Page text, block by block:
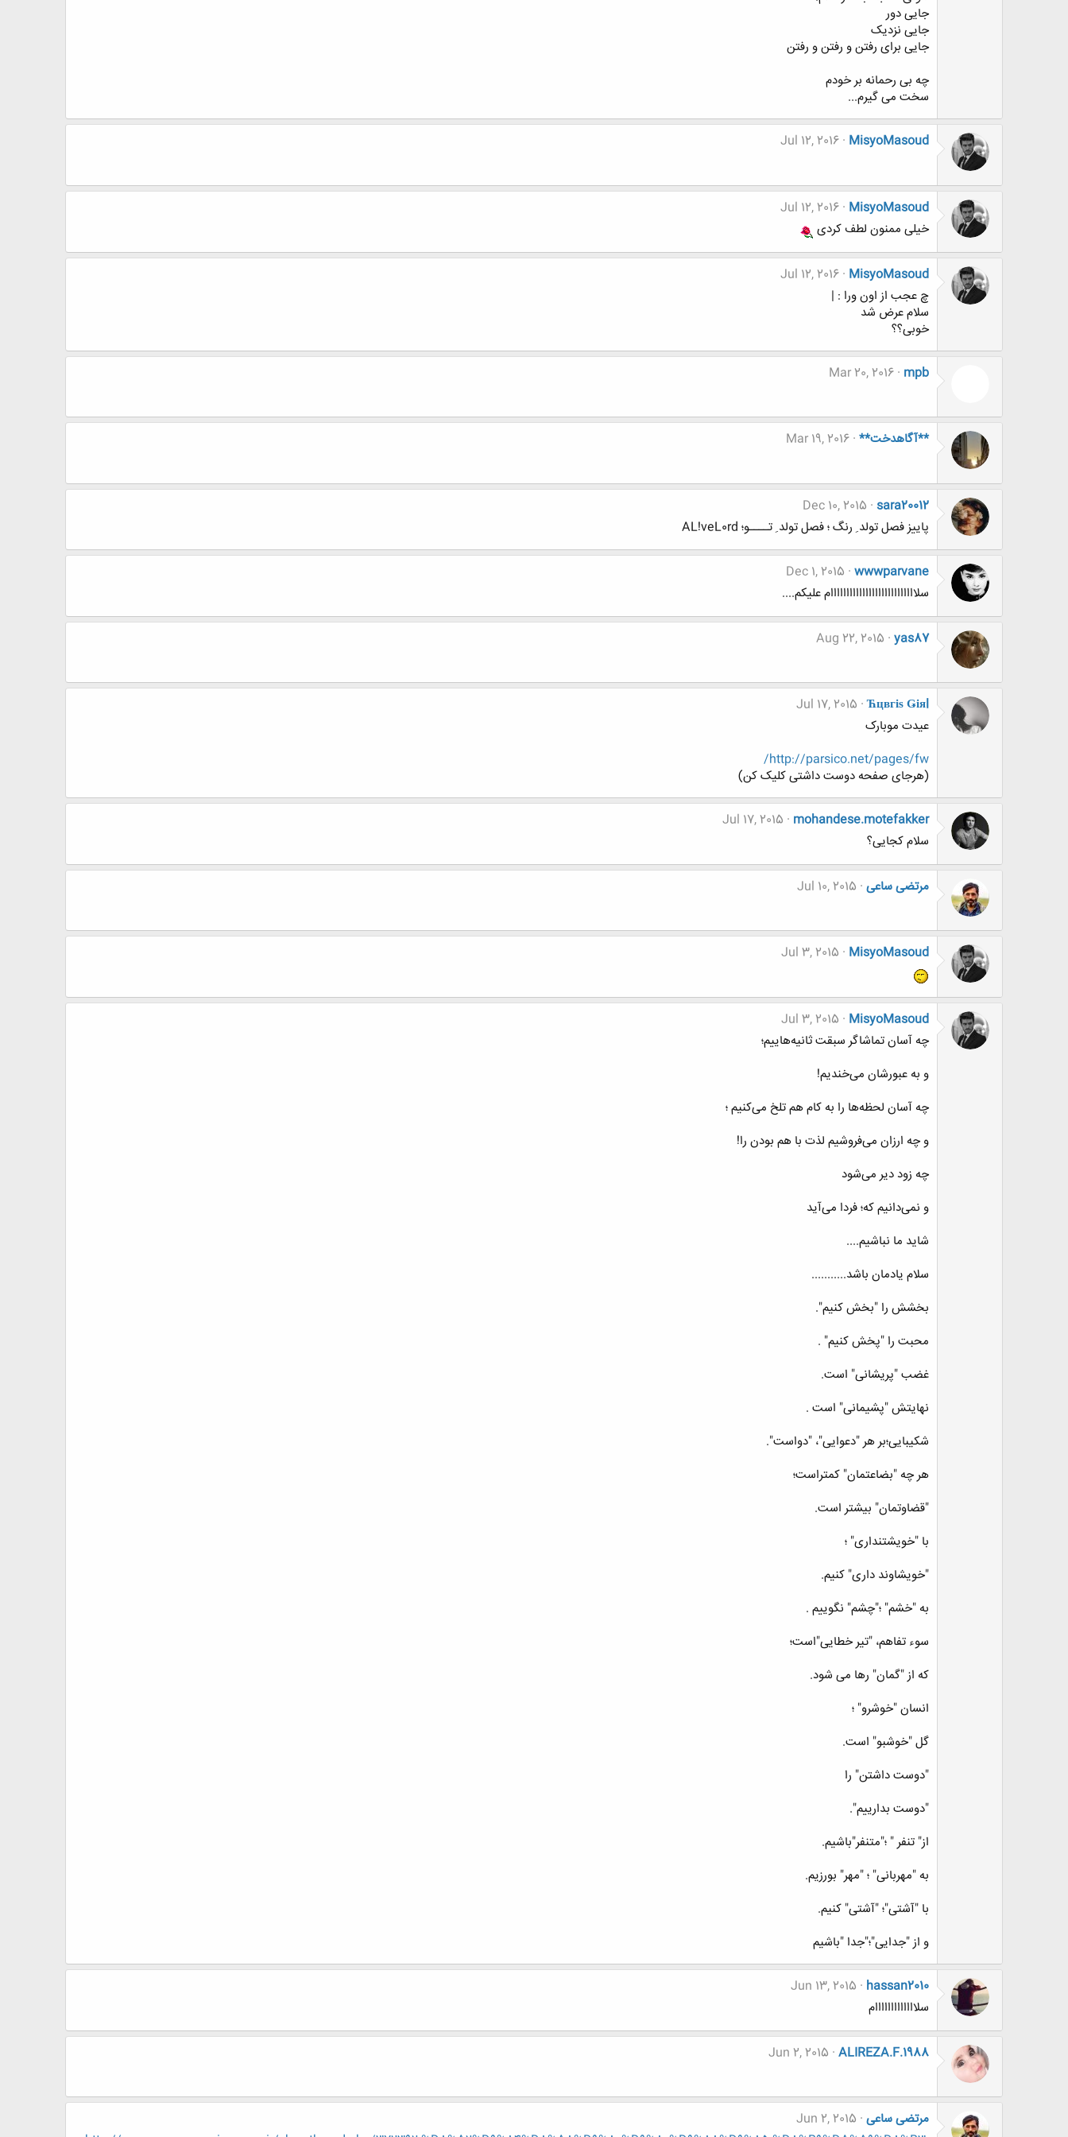
جایی دور
جایی نزدیک
جایی برای رفتن و رفتن و رفتن
چه بی رحمانه بر خودم
سخت می گیرم...
MisyoMasoud
Jul 12, 2016
MisyoMasoud
Jul 12, 2016
خیلی ممنون لطف کردی
MisyoMasoud
Jul 12, 2016
چ عجب از اون ورا : |
سلام عرض شد
خوبی؟؟
mpb
Mar 20, 2016
**آگاهدخت** Mar 19, 2016
sara20012
Dec 10, 2015
پاییز فصل تولد ِ رنگ ؛ فصل تولد ِ تــــو؛ AL!veL0rd
wwwparvane
Dec 1, 2015
سلااااااااااااااااااااااااااام علیکم....
yas87
Aug 22, 2015
Ћцвгіѕ Ǥіяl
Jul 17, 2015
عیدت موبارک
http://parsico.net/pages/fw/
(هرجای صفحه دوست داشتی کلیک کن)
mohandese.motefakker
Jul 17, 2015
سلام کجایی؟
مرتضی ساعی Jul 10, 2015
MisyoMasoud
Jul 3, 2015
MisyoMasoud
Jul 3, 2015
چه آسان تماشاگر سبقت ثانیه‌هاییم؛
و به عبورشان می‌خندیم!
چه آسان لحظه‌ها را به کام هم تلخ می‌کنیم ؛
و چه ارزان می‌فروشیم لذت با هم بودن را!
چه زود دیر می‌شود
و نمی‌دانیم که؛ فردا می‌آید
شاید ما نباشیم....
سلام یادمان باشد...........
بخشش را "بخش کنیم".
محبت را "پخش کنیم" .
غضب "پریشانی" است.
نهایتش "پشیمانی" است .
شکیبایی؛بر هر "دعوایی"، "دواست".
هر چه "بضاعتمان" کمتراست؛
"قضاوتمان" بیشتر است.
با "خویشتنداری" ؛
"خویشاوند داری" کنيم.
به "خشم" ؛"چشم" نگوییم .
سوء تفاهم، "تیر خطایی"است؛
که از "گمان" رها می شود.
انسان "خوشرو" ؛
گل "خوشبو" است.
"دوست داشتن" را
"دوست بدارییم".
از" تنفر " ؛"متنفر"باشیم.
به "مهربانی" ؛ "مهر" بورزیم.
با "آشتی"؛ "آشتی" کنیم.
و از "جدایی"؛"جدا "باشیم
hassan2010
Jun 13, 2015
سلااااااااااااام
ALIREZA.F.1988
Jun 2, 2015
مرتضی ساعی Jun 2, 2015